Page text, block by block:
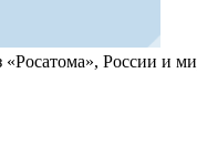
«Росатома», России и